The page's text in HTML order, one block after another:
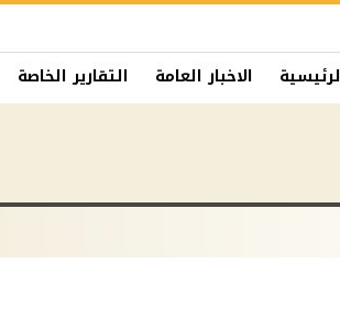
الاخبار العامة التقارير الخاصة